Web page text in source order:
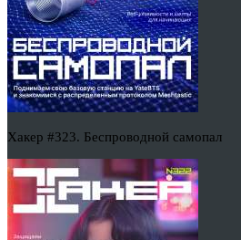
Хакер #323. Беспроводной самопал